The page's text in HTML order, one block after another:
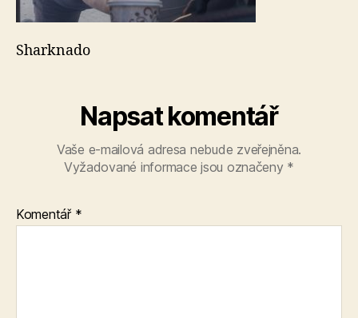
Sharknado
Napsat komentář
Vaše e-mailová adresa nebude zveřejněna.
Vyžadované informace jsou označeny *
Komentář *